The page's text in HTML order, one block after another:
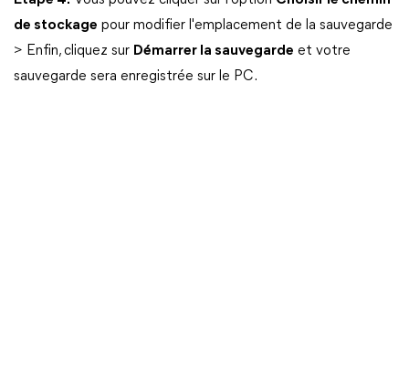
de stockage pour modifier l'emplacement de la sauvegarde
> Enfin, cliquez sur Démarrer la sauvegarde et votre
sauvegarde sera enregistrée sur le PC.